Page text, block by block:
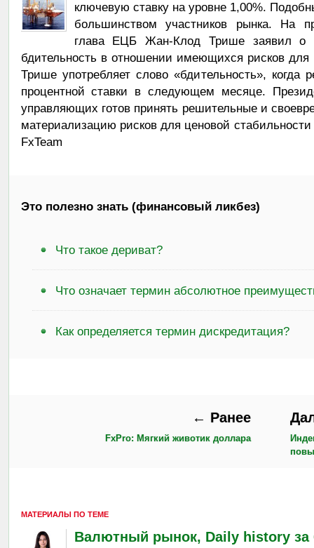
ключевую ставку на уровне 1,00%.
большинством участников рынка. На
глава ЕЦБ Жан-Клод Трише заявил о
бдительность в отношении имеющихся рисков для
Трише употребляет слово «бдительность»,
процентной ставки в следующем месяце.
управляющих готов принять решительные и
материализацию рисков для ценовой
FxTeam
Это полезно знать (финансовый ликбез)
Что такое дериват?
Что означает термин абсолютное
Как определяется термин дискредитация?
← Ранее
FxPro: Мягкий животик доллара
МАТЕРИАЛЫ ПО ТЕМЕ
Валютный рынок, Daily history за